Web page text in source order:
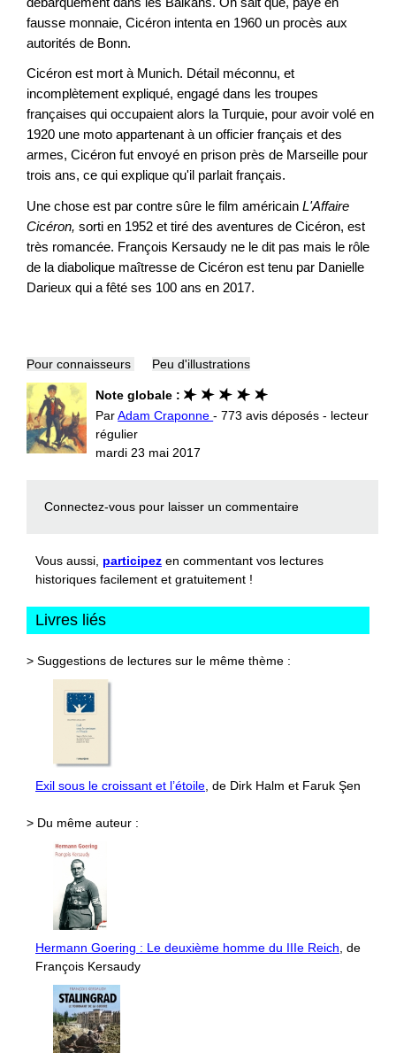
fausse monnaie, Cicéron intenta en 1960 un procès aux
autorités de Bonn.
Cicéron est mort à Munich. Détail méconnu, et
incomplètement expliqué, engagé dans les troupes
françaises qui occupaient alors la Turquie, pour avoir volé en
1920 une moto appartenant à un officier français et des
armes, Cicéron fut envoyé en prison près de Marseille pour
trois ans, ce qui explique qu'il parlait français.
Une chose est par contre sûre le film américain L'Affaire
Cicéron, sorti en 1952 et tiré des aventures de Cicéron, est
très romancée. François Kersaudy ne le dit pas mais le rôle
de la diabolique maîtresse de Cicéron est tenu par Danielle
Darieux qui a fêté ses 100 ans en 2017.
Pour connaisseurs Peu d'illustrations
Note globale :
ParAdam Craponne- 773 avis déposés - lecteur
régulier
mardi 23 mai 2017
Connectez-vous pour laisser un commentaire
Vous aussi, participez en commentant vos lectures
historiques facilement et gratuitement !
Livres liés
> Suggestions de lectures sur le même thème :
Exil sous le croissant et l’étoile , de Dirk Halm et Faruk Şen
> Du même auteur :
Hermann Goering : Le deuxième homme du IIIe Reich , de
François Kersaudy